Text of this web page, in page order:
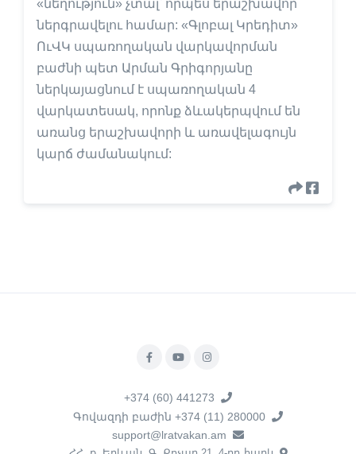
«նեղություն» չտալ՝ որպես երաշխավոր
ներգրավելու համար: «Գլոբալ Կրեդիտ»
ՈւՎԿ սպառողական վարկավորման
բաժնի պետ Արման Գրիգորյանը
ներկայացնում է սպառողական 4
վարկատեսակ, որոնք ձևակերպվում են
առանց երաշխավորի և առավելագույն
կարճ ժամանակում:
+374 (60) 441273
Գովազդի բաժին +374 (11) 280000
support@lratvakan.am